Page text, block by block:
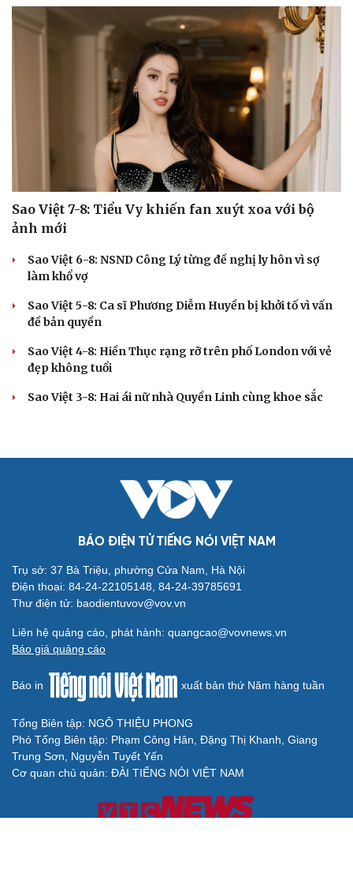
Sao Việt 7-8: Tiểu Vy khiến fan xuýt xoa với bộ
ảnh mới
Sao Việt 6-8: NSND Công Lý từng đề nghị ly hôn vì sợ
làm khổ vợ
Sao Việt 5-8: Ca sĩ Phương Diễm Huyền bị khởi tố vì vấn
đề bản quyền
Sao Việt 4-8: Hiền Thục rạng rỡ trên phố London với vẻ
đẹp không tuổi
Sao Việt 3-8: Hai ái nữ nhà Quyền Linh cùng khoe sắc
BÁO ĐIỆN TỬ TIẾNG NÓI VIỆT NAM
Trụ sở: 37 Bà Triệu, phường Cửa Nam, Hà Nội
Điện thoại: 84-24-22105148, 84-24-39785691
Thư điện tử: baodientuvov@vov.vn
Liên hệ quảng cáo, phát hành: quangcao@vovnews.vn
Báo giá quảng cáo
Báo in xuất bản thứ Năm hàng tuần
Tổng Biên tập: NGÔ THIỆU PHONG
Phó Tổng Biên tập: Phạm Công Hân, Đặng Thị Khanh, Giang
Trung Sơn, Nguyễn Tuyết Yến
Cơ quan chủ quản: ĐÀI TIẾNG NÓI VIỆT NAM